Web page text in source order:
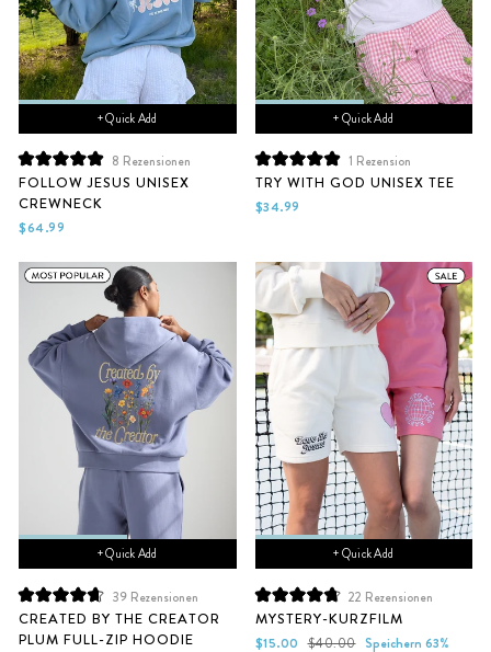
+ Quick Add
Mit
5.0
von
5
Sternen
8 Rezensionen
FOLLOW JESUS UNISEX
CREWNECK
$64.99
+ Quick Add
Mit
5.0
von
5
1 Rezension
TRY WITH GOD UNISEX TEE
$34.99
+ Quick Add
Mit
4.7
von
39 Rezensionen
CREATED BY THE CREATOR
PLUM FULL-ZIP HOODIE
+ Quick Add
Mit
4.8
von
22 Rezensionen
MYSTERY-KURZFILM
Sonderpreis
$15.00 Normaler
$40.00 Speichern 63%